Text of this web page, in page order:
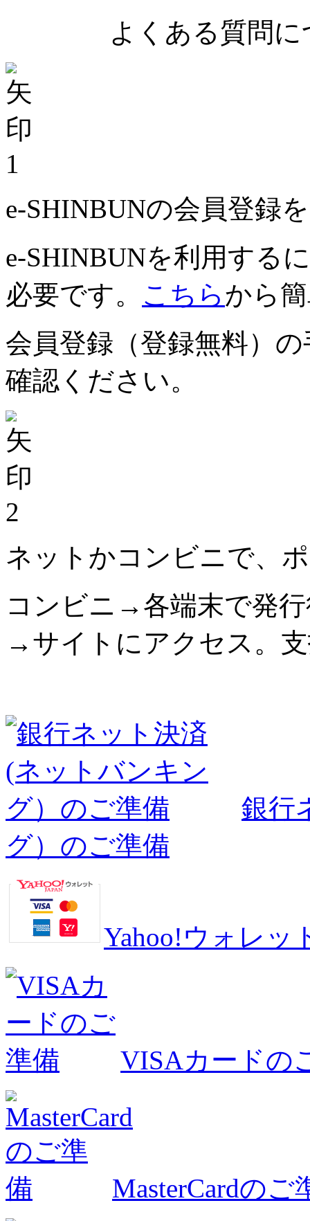
よくある質問に
1
e-SHINBUNの会員登録
e-SHINBUNを利用する
必要です。 こちらから
会員登録（登録無料）
確認ください。
2
ネットかコンビニで、
コンビニ→各端末で発
→サイトにアクセス。
銀行
グ）のご準備
Yahoo!ウォレッ
VISAカードの
MasterCardのご